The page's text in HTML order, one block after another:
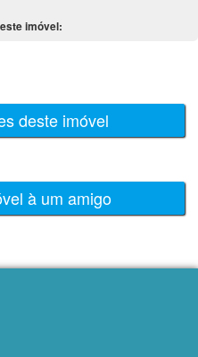
imóvel:
deste imóvel
à um amigo